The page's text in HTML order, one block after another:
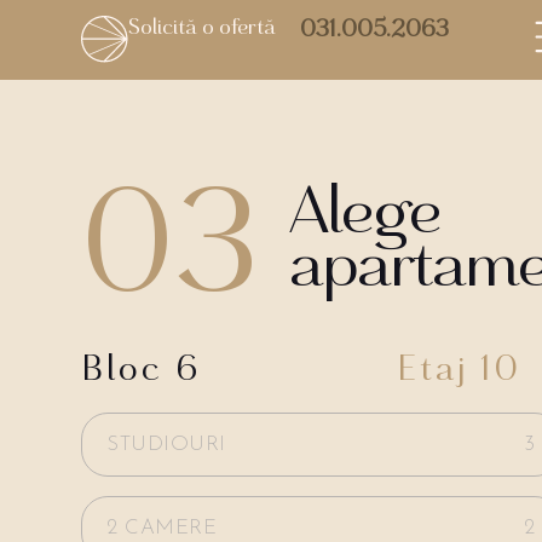
Solicită o ofertă 031.005.2063
03 Alege
Bloc 6 Etaj 10
STUDIOURI 3
2 CAMERE 2